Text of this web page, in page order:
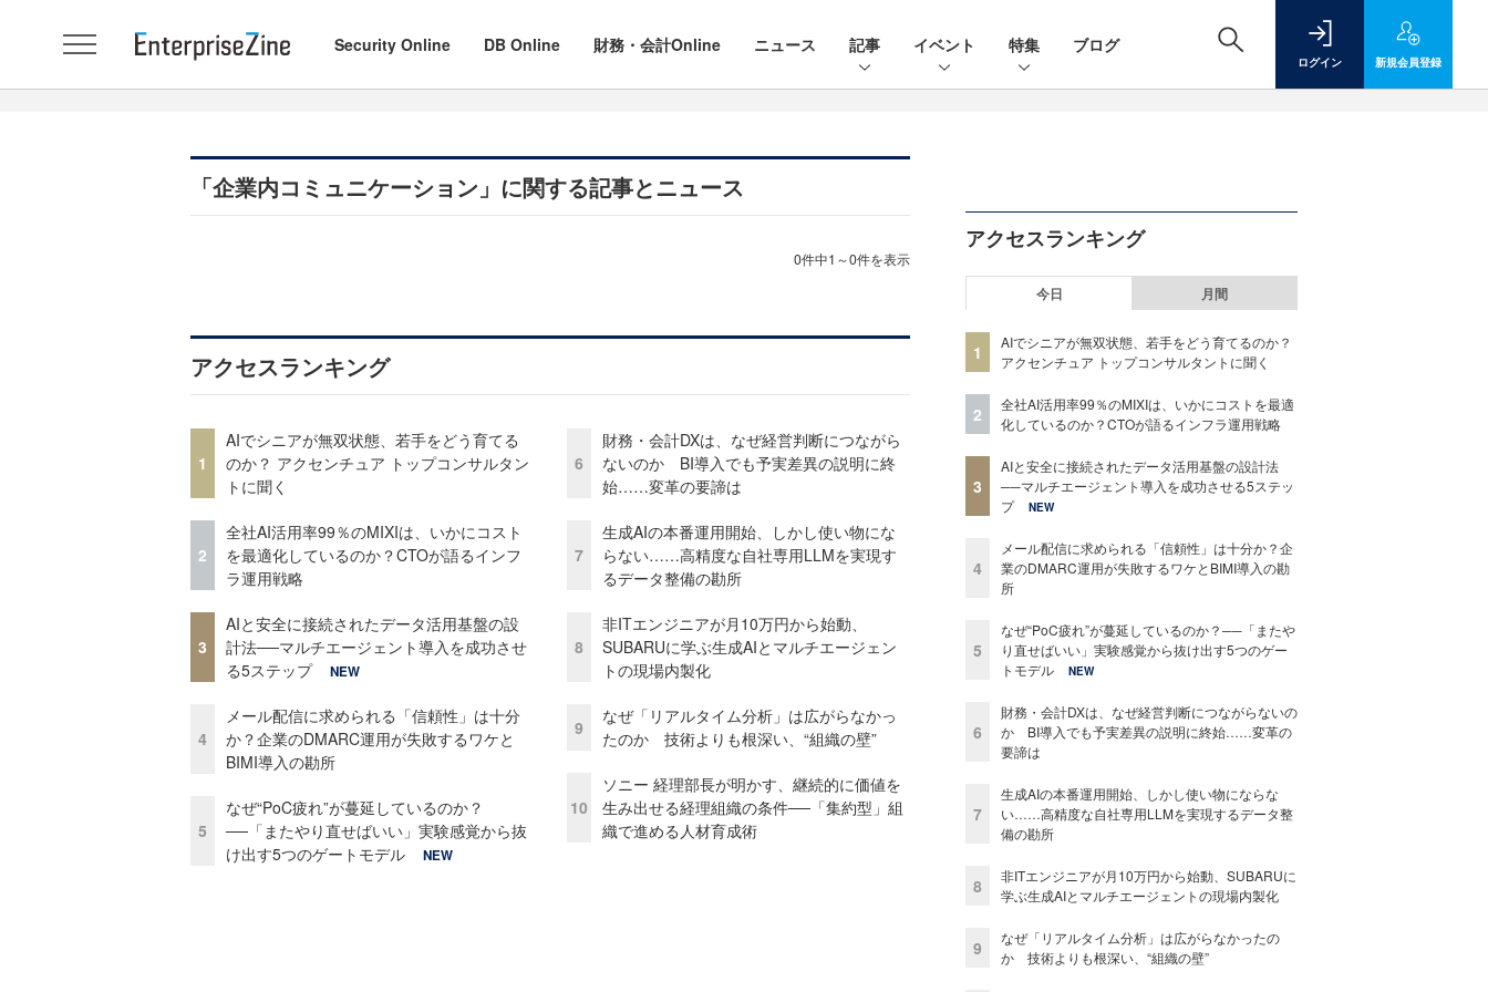
Security Online DB Online 財務・会計Online ニュース 記事 イベント 特集 ブログ
ログイン 新規会員登録
「企業内コミュニケーション」に関する記事とニュース
0件中1～0件を表示
アクセスランキング
1
AIでシニアが無双状態、若手をどう育てる
のか？ アクセンチュア トップコンサルタン
トに聞く
2
全社AI活用率99％のMIXIは、いかにコスト
を最適化しているのか？CTOが語るインフ
ラ運用戦略
3
AIと安全に接続されたデータ活用基盤の設
計法──マルチエージェント導入を成功させ
る5ステップ
NEW
4
メール配信に求められる「信頼性」は十分
か？企業のDMARC運用が失敗するワケと
BIMI導入の勘所
5
なぜ“PoC疲れ”が蔓延しているのか？
──「またやり直せばいい」実験感覚から抜
け出す5つのゲートモデル
NEW
6
財務・会計DXは、なぜ経営判断につながら
ないのか BI導入でも予実差異の説明に終
始……変革の要諦は
7
生成AIの本番運用開始、しかし使い物にな
らない……高精度な自社専用LLMを実現す
るデータ整備の勘所
8
非ITエンジニアが月10万円から始動、
SUBARUに学ぶ生成AIとマルチエージェン
トの現場内製化
9
なぜ「リアルタイム分析」は広がらなかっ
たのか 技術よりも根深い、“組織の壁”
10
ソニー 経理部長が明かす、継続的に価値を
生み出せる経理組織の条件──「集約型」組
織で進める人材育成術
アクセスランキング
今日 月間
1
AIでシニアが無双状態、若手をどう育てるのか？
アクセンチュア トップコンサルタントに聞く
2
全社AI活用率99％のMIXIは、いかにコストを最適
化しているのか？CTOが語るインフラ運用戦略
3
AIと安全に接続されたデータ活用基盤の設計法
──マルチエージェント導入を成功させる5ステッ
プ
NEW
4
メール配信に求められる「信頼性」は十分か？企
業のDMARC運用が失敗するワケとBIMI導入の勘
所
5
なぜ“PoC疲れ”が蔓延しているのか？──「またや
り直せばいい」実験感覚から抜け出す5つのゲー
トモデル
NEW
6
財務・会計DXは、なぜ経営判断につながらないの
か BI導入でも予実差異の説明に終始……変革の
要諦は
7
生成AIの本番運用開始、しかし使い物にならな
い……高精度な自社専用LLMを実現するデータ整
備の勘所
8
非ITエンジニアが月10万円から始動、SUBARUに
学ぶ生成AIとマルチエージェントの現場内製化
9
なぜ「リアルタイム分析」は広がらなかったの
か 技術よりも根深い、“組織の壁”